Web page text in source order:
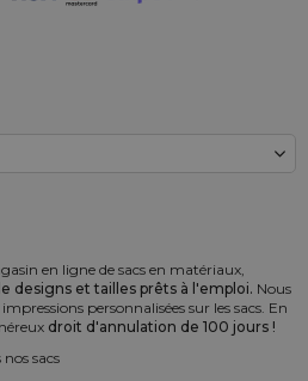
en ligne de sacs en matériaux,
designs et tailles prêts à l'emploi. Nous
personnalisées sur les sacs. En
droit d'annulation de 100 jours !
sacs